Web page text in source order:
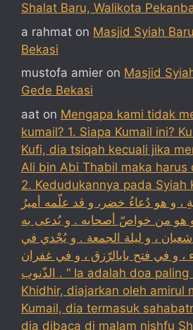
Shalat Baru, Walikota
a rahmat on Masjid Syiah
Bekasi
mustofa amier on Masjid
Gede Bekasi
aat on Mengapa kami tidak
kumail? 1. Siapa Kumail ini?
Kufi, dia tsiqah kecuali jika
Ali bin Abi Thabil maka harus
2. Kedudukannya pada Syiah
، و هو دُعاءُ خضر، و قد علّمه أميرُ
و هو من خواصّ أصحابه . و يُدعى به
، و ليلة الجمعة . و يُجْدي في
، و في فتح بابالرّزق ، و في غفران
الذّنوب . “ Ia adalah doa paling utama, doa
Khidhir, diajarkan oleh amirul
Kumail, dia termasuk
dia dibaca di malam nishfu